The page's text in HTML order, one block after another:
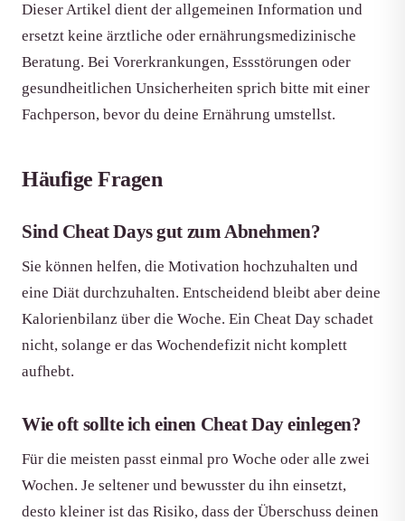
Dieser Artikel dient der allgemeinen Information und
ersetzt keine ärztliche oder ernährungsmedizinische
Beratung. Bei Vorerkrankungen, Essstörungen oder
gesundheitlichen Unsicherheiten sprich bitte mit einer
Fachperson, bevor du deine Ernährung umstellst.
Häufige Fragen
Sind Cheat Days gut zum Abnehmen?
Sie können helfen, die Motivation hochzuhalten und
eine Diät durchzuhalten. Entscheidend bleibt aber deine
Kalorienbilanz über die Woche. Ein Cheat Day schadet
nicht, solange er das Wochendefizit nicht komplett
aufhebt.
Wie oft sollte ich einen Cheat Day einlegen?
Für die meisten passt einmal pro Woche oder alle zwei
Wochen. Je seltener und bewusster du ihn einsetzt,
desto kleiner ist das Risiko, dass der Überschuss deinen